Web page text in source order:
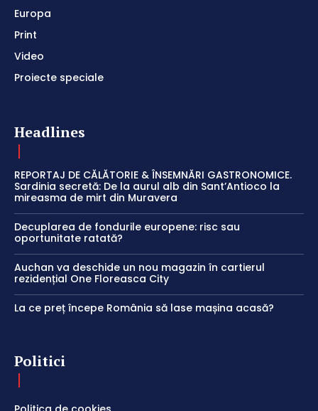
Europa
Print
Video
Proiecte speciale
Headlines
REPORTAJ DE CĂLĂTORIE & ÎNSEMNĂRI GASTRONOMICE.
Sardinia secretă: De la aurul alb din Sant’Antioco la
mireasma de mirt din Muravera
Decuplarea de fondurile europene: risc sau
oportunitate ratată?
Auchan va deschide un nou magazin în cartierul
rezidențial One Floreasca City
La ce preț începe România să lase mașina acasă?
Politici